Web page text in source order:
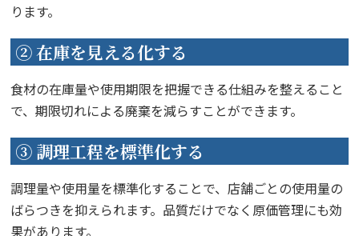
ります。
② 在庫を見える化する
食材の在庫量や使用期限を把握できる仕組みを整えること
で、期限切れによる廃棄を減らすことができます。
③ 調理工程を標準化する
調理量や使用量を標準化することで、店舗ごとの使用量の
ばらつきを抑えられます。品質だけでなく原価管理にも効
果があります。